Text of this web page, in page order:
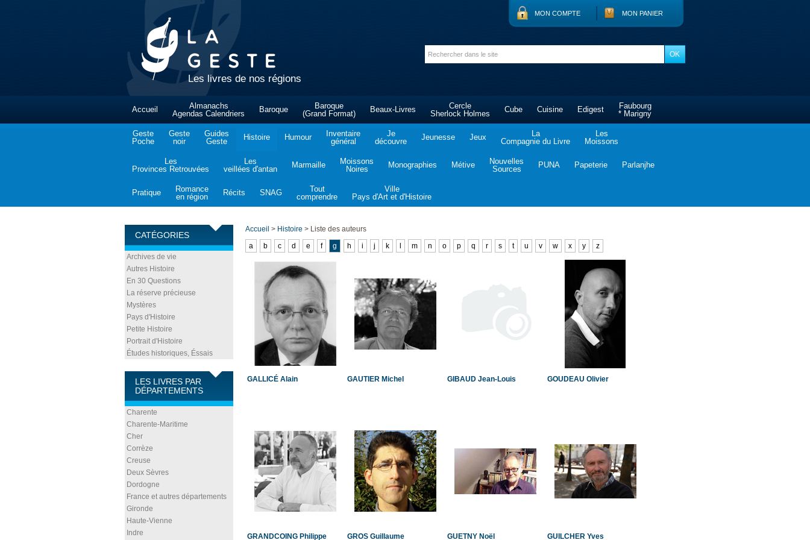
Les livres de nos régions
MON COMPTE MON PANIER
Accueil
Almanachs
Agendas Calendriers
Baroque
Baroque
(Grand Format)
Beaux-Livres
Cercle
Sherlock Holmes
Cube Cuisine Edigest
Faubourg
* Marigny
Geste
Poche
Geste
noir
Guides
Geste
Histoire Humour
Inventaire
général
Je
découvre
Jeunesse Jeux
La
Compagnie du Livre
Les
Moissons
Les
Provinces Retrouvées
Les
veillées d'antan
Marmaille
Moissons
Noires
Monographies Métive
Nouvelles
Sources
PUNA Papeterie Parlanjhe
Pratique
Romance
en région
Récits SNAG
Tout
comprendre
Ville
Pays d'Art et d'Histoire
CATÉGORIES
Archives de vie
Autres Histoire
En 30 Questions
La réserve précieuse
Mystères
Pays d'Histoire
Petite Histoire
Portrait d'Histoire
Études historiques, Éssais
LES LIVRES PAR
DÉPARTEMENTS
Charente
Charente-Maritime
Cher
Corrèze
Creuse
Deux Sèvres
Dordogne
France et autres départements
Gironde
Haute-Vienne
Indre
Accueil > Histoire > Liste des auteurs
a
b c d e f g h i j k m n o p q r s t u v w x y z
GALLICÉ Alain GAUTIER Michel GIBAUD Jean-Louis GOUDEAU Olivier
GRANDCOING Philippe GROS Guillaume GUETNY Noël GUILCHER Yves